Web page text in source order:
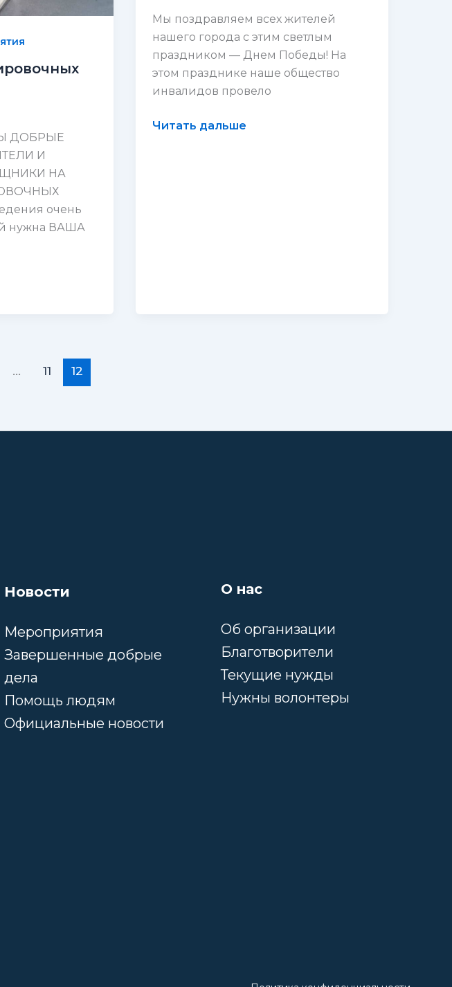
ДОБРЫЕ
И
НА
очень
нужна ВАША
Мы поздравляем всех жителей
нашего города с этим светлым
праздником — Днем Победы! На
этом празднике наше общество
инвалидов провело
День
Читать дальше
… 11 12
Новости
Мероприятия
Завершенные добрые
дела
Помощь людям
Официальные новости
О нас
Об организации
Благотворители
Текущие нужды
Нужны волонтеры